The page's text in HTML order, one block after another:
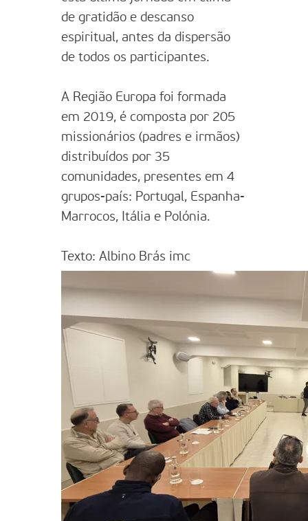
de gratidão e descanso
espiritual, antes da dispersão
de todos os participantes.
A Região Europa foi formada
em 2019, é composta por 205
missionários (padres e irmãos)
distribuídos por 35
comunidades, presentes em 4
grupos-país: Portugal, Espanha-
Marrocos, Itália e Polónia.
Texto: Albino Brás imc